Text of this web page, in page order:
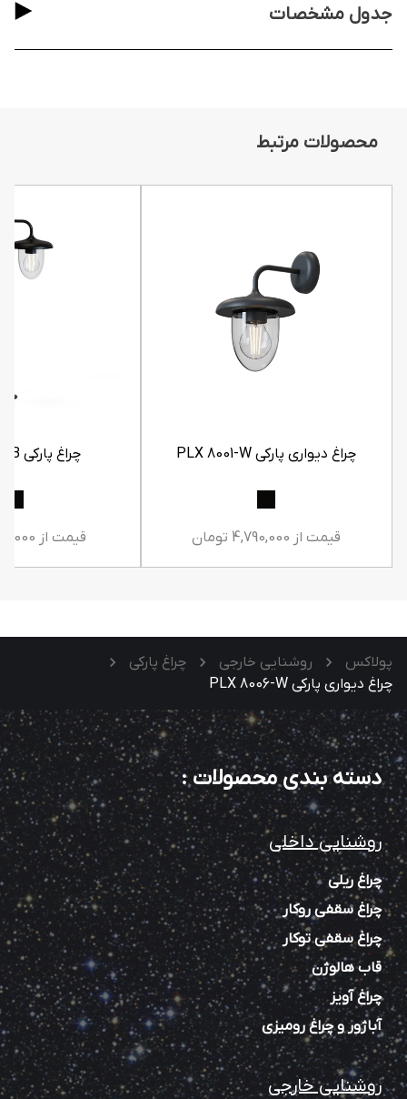
جدول مشخصات
محصولات مرتبط
چراغ دیواری پارکی PLX 8001-W
قیمت از 4,790,000 تومان
چراغ پارکی PLX 8001-B
قیمت از 9,100,000 تومان
پولاکس روشنایی خارجی
چراغ پارکی
چراغ دیواری پارکی PLX 8006-W
دسته بندی محصولات:
روشنایی داخلی
چراغ ریلی
چراغ سقفی روکار
چراغ سقفی توکار
قاب هالوژن
چراغ آویز
آباژور و چراغ رومیزی
روشنایی خارجی